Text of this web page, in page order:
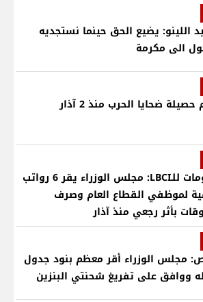
اللينو: يضيع الحق حينما نستجديه
الى مكرمة
حصيلة ضحايا الحرب منذ 2 آذار
معلومات للـLBCI: مجلس الوزراء يقر 6 رواتب
لموظفي القطاع العام وصرف
بأثر رجعي منذ آذار
مجلس الوزراء أقر معظم بنود جدول
ووافق على تفريغ شحنتي البنزين